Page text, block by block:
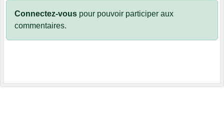
Connectez-vous pour pouvoir participer aux
commentaires.